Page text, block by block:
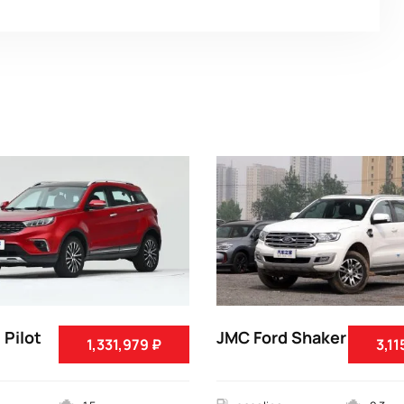
1,331,979 ₽
Pilot JMC Ford Shaker